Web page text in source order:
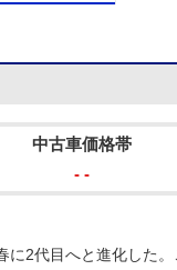
中古車価格帯
- -
に2代目へと進化した